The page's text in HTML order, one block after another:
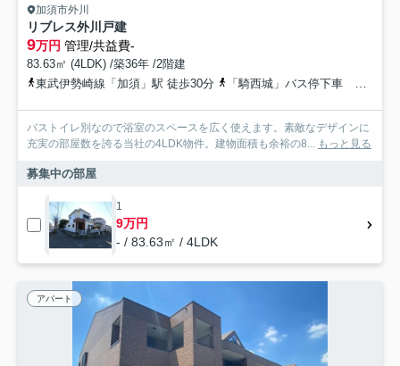
加須市外川
リブレス外川戸建
9万円 管理/共益費-
83.63㎡ (4LDK) /築36年 /2階建
東武伊勢崎線「加須」駅 徒歩30分
「騎西城」バス停下車 徒歩3分
バストイレ別なので浴室のスペースを広く使えます。素敵なデザインに
充実の部屋数を誇る当社の4LDK物件。建物面積も余裕の8... もっと見る
募集中の部屋
1
9万円
- / 83.63㎡ / 4LDK
アパート